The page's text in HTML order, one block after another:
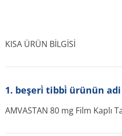
KISA ÜRÜN BİLGİSİ
1. beşeri̇ tibbi̇ ürünün adi
AMVASTAN 80 mg Film Kaplı